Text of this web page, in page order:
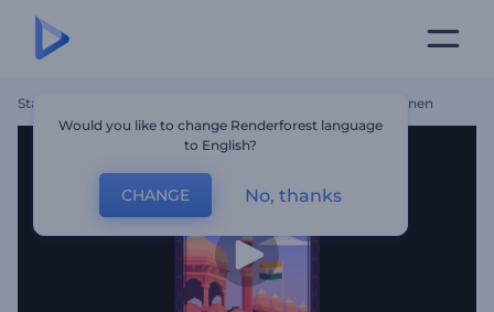
Startseite Indiens Unabhängigkeitstag Animationen
Would you like to change Renderforest language
to English?
CHANGE No, thanks